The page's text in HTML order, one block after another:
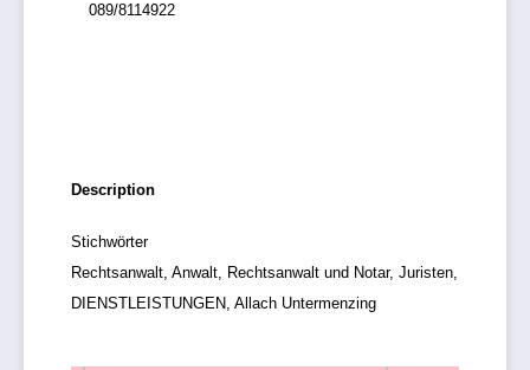
089/8114922
Description
Stichwörter
Rechtsanwalt, Anwalt, Rechtsanwalt und Notar, Juristen,
DIENSTLEISTUNGEN, Allach Untermenzing